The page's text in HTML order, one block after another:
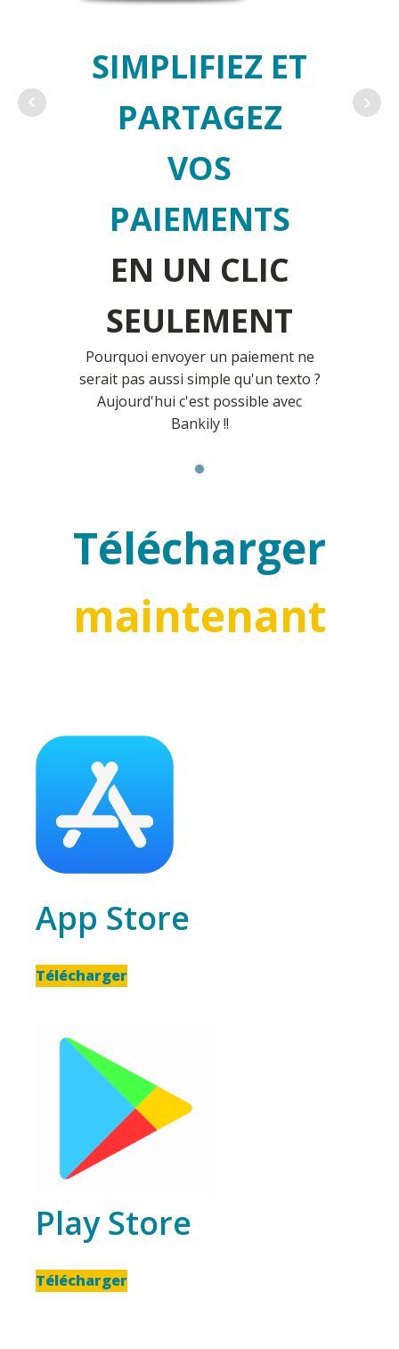
SIMPLIFIEZ ET
PARTAGEZ
VOS
PAIEMENTS
EN UN CLIC
SEULEMENT
Pourquoi envoyer un paiement ne
serait pas aussi simple qu'un texto ?
Aujourd'hui c'est possible avec
Bankily !!
Télécharger
maintenant
App Store
Télécharger
Play Store
Télécharger